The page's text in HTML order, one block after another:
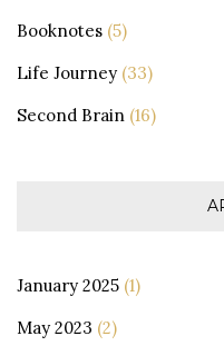
Booknotes (5)
Life Journey (33)
Second Brain (16)
January 2025 (1)
May 2023 (2)